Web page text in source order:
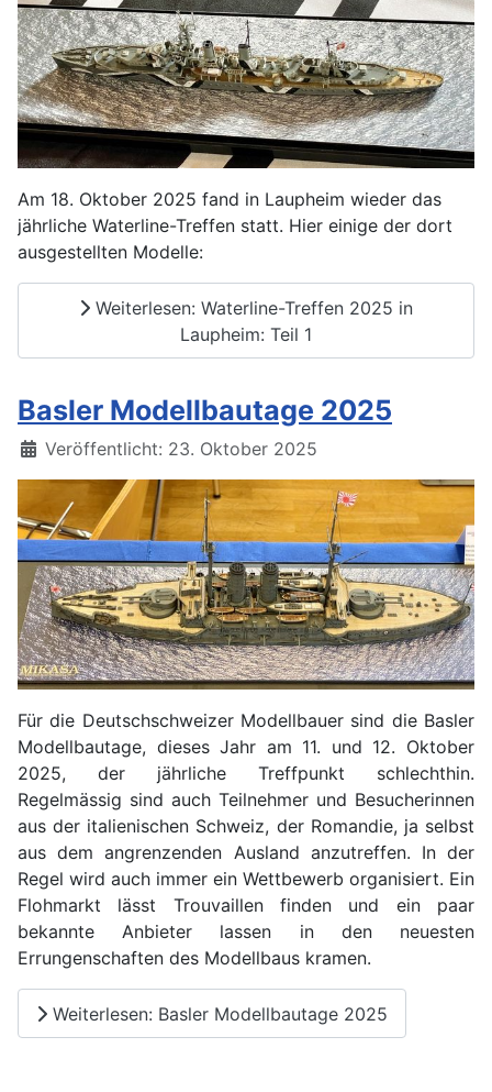
Am 18. Oktober 2025 fand in Laupheim wieder das
jährliche Waterline-Treffen statt. Hier einige der dort
ausgestellten Modelle:
Weiterlesen: Waterline-Treffen 2025 in
Laupheim: Teil 1
Basler Modellbautage 2025
Details
Veröffentlicht: 23. Oktober 2025
Für die Deutschschweizer Modellbauer sind die Basler
Modellbautage, dieses Jahr am 11. und 12. Oktober
2025, der jährliche Treffpunkt schlechthin.
Regelmässig sind auch Teilnehmer und Besucherinnen
aus der italienischen Schweiz, der Romandie, ja selbst
aus dem angrenzenden Ausland anzutreffen. In der
Regel wird auch immer ein Wettbewerb organisiert. Ein
Flohmarkt lässt Trouvaillen finden und ein paar
bekannte Anbieter lassen in den neuesten
Errungenschaften des Modellbaus kramen.
Weiterlesen: Basler Modellbautage 2025